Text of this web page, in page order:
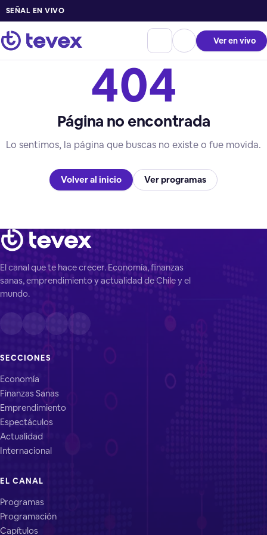
SEÑAL EN VIVO
Ver en vivo
404
Página no encontrada
Lo sentimos, la página que buscas no existe o fue movida.
Volver al inicio Ver programas
El canal que te hace crecer. Economía, finanzas
sanas, emprendimiento y actualidad de Chile y el
mundo.
SECCIONES
Economía
Finanzas Sanas
Emprendimiento
Espectáculos
Actualidad
Internacional
EL CANAL
Programas
Programación
Capítulos